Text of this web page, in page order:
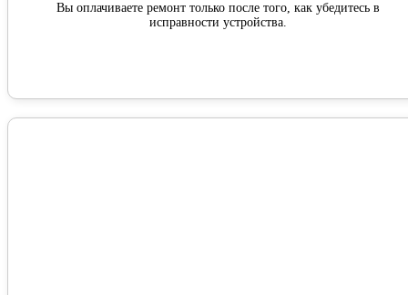
Вы оплачиваете ремонт только после того, как убедитесь в
исправности устройства.